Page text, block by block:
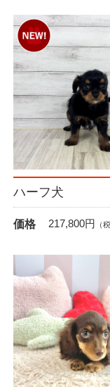
ハーフ犬
価格 217,800円 （